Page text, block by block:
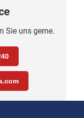
Sie uns gerne.